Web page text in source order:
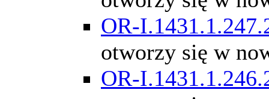
OR-
otworzy się w
OR-